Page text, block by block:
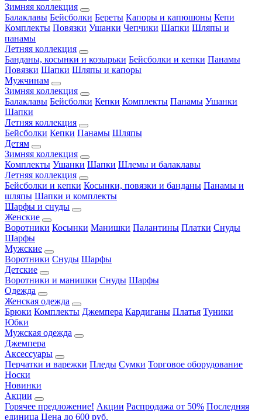
Зимняя коллекция
Балаклавы Бейсболки Береты Капоры и капюшоны Кепи
Комплекты Повязки Ушанки Чепчики Шапки Шляпы и
панамы
Летняя коллекция
Банданы, косынки и козырьки Бейсболки и кепки Панамы
Повязки Шапки Шляпы и капоры
Мужчинам
Зимняя коллекция
Балаклавы Бейсболки Кепки Комплекты Панамы Ушанки
Шапки
Летняя коллекция
Бейсболки Кепки Панамы Шляпы
Детям
Зимняя коллекция
Комплекты Ушанки Шапки Шлемы и балаклавы
Летняя коллекция
Бейсболки и кепки Косынки, повязки и банданы Панамы и
шляпы Шапки и комплекты
Шарфы и снуды
Женские
Воротники Косынки Манишки Палантины Платки Снуды
Шарфы
Мужские
Воротники Снуды Шарфы
Детские
Воротники и манишки Снуды Шарфы
Одежда
Женская одежда
Брюки Комплекты Джемпера Кардиганы Платья Туники
Юбки
Мужская одежда
Джемпера
Аксессуары
Перчатки и варежки Пледы Сумки Торговое оборудование
Носки
Новинки
Акции
Горячее предложение! Акции Распродажа от 50% Последняя
единица Цена до 600 руб.